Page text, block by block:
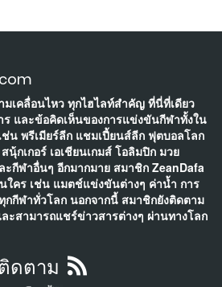
มเคลื่อนไหว ทุกไฮไลท์สำคัญ ที่นี่ที่เดียว
ร และข้อคิดเห็นของการแข่งขันกีฬาทั้งใน
ช่น พรีเมียร์ลีก แชมเปี้ยนส์ลีก ฟุตบอลโลก
นุ้กเกอร์ เอเชียนเกมส์ โอลิมปิก มวย
กีฬาอื่นๆ อีกมากมาย สมาชิก ZeanDafa
ใคร เช่น แมตช์แข่งขันต่างๆ ค่าน้ำ การ
กกีฬาทั่วโลก นอกจากนี้ สมาชิกยังติดตาม
ละสามารถแชร์ข่าวสารต่างๆ ผ่านทางโลก
ดตาม